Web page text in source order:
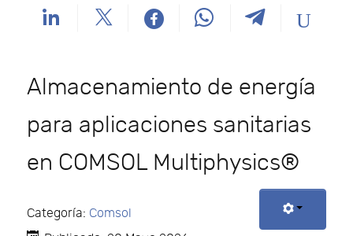
Almacenamiento de energía
para aplicaciones sanitarias
en COMSOL Multiphysics®
Categoría: Comsol